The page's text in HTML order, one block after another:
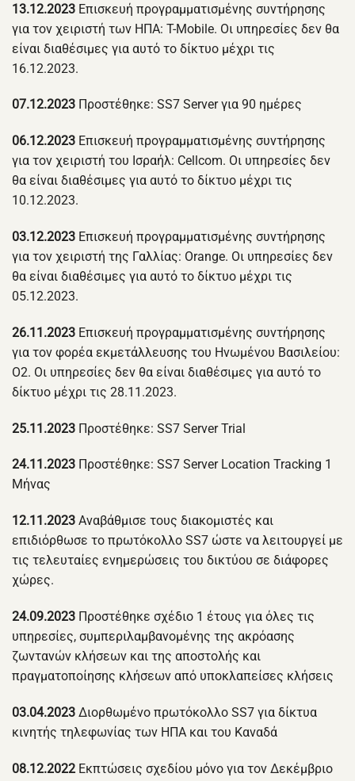
13.12.2023 Επισκευή προγραμματισμένης συντήρησης
για τον χειριστή των ΗΠΑ: T-Mobile. Οι υπηρεσίες δεν θα
είναι διαθέσιμες για αυτό το δίκτυο μέχρι τις
16.12.2023.
07.12.2023 Προστέθηκε: SS7 Server για 90 ημέρες
06.12.2023 Επισκευή προγραμματισμένης συντήρησης
για τον χειριστή του Ισραήλ: Cellcom. Οι υπηρεσίες δεν
θα είναι διαθέσιμες για αυτό το δίκτυο μέχρι τις
10.12.2023.
03.12.2023 Επισκευή προγραμματισμένης συντήρησης
για τον χειριστή της Γαλλίας: Orange. Οι υπηρεσίες δεν
θα είναι διαθέσιμες για αυτό το δίκτυο μέχρι τις
05.12.2023.
26.11.2023 Επισκευή προγραμματισμένης συντήρησης
για τον φορέα εκμετάλλευσης του Ηνωμένου Βασιλείου:
O2. Οι υπηρεσίες δεν θα είναι διαθέσιμες για αυτό το
δίκτυο μέχρι τις 28.11.2023.
25.11.2023 Προστέθηκε: SS7 Server Trial
24.11.2023 Προστέθηκε: SS7 Server Location Tracking 1
Μήνας
12.11.2023 Αναβάθμισε τους διακομιστές και
επιδιόρθωσε το πρωτόκολλο SS7 ώστε να λειτουργεί με
τις τελευταίες ενημερώσεις του δικτύου σε διάφορες
χώρες.
24.09.2023 Προστέθηκε σχέδιο 1 έτους για όλες τις
υπηρεσίες, συμπεριλαμβανομένης της ακρόασης
ζωντανών κλήσεων και της αποστολής και
πραγματοποίησης κλήσεων από υποκλαπείσες κλήσεις
03.04.2023 Διορθωμένο πρωτόκολλο SS7 για δίκτυα
κινητής τηλεφωνίας των ΗΠΑ και του Καναδά
08.12.2022 Εκπτώσεις σχεδίου μόνο για τον Δεκέμβριο